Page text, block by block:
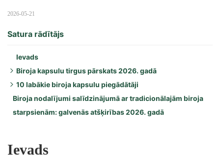
2026-05-21
Satura rādītājs
Ievads
Biroja kapsulu tirgus pārskats 2026. gadā
Galvenie virzītājspēki 2026. gadā:
Reģionālie svarīgākie notikumi:
Produktu tendences:
10 labākie biroja kapsulu piegādātāji
1. Karkass
2. Zenbooth
5. SnapCab
Biroja nodalījumi salīdzinājumā ar tradicionālajām biroja
starpsienām: galvenās atšķirības 2026. gadā
Ievads